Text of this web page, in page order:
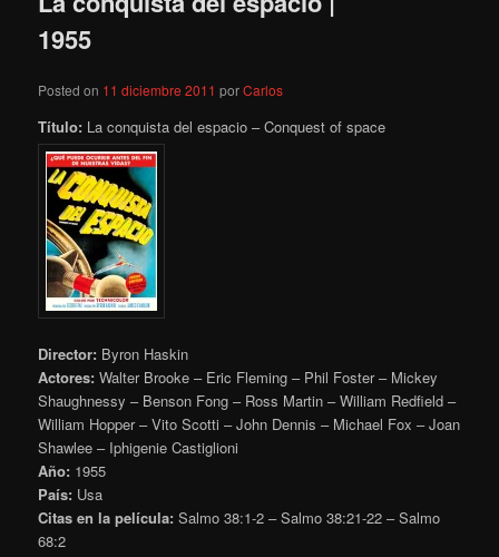
1955
Posted on 11 diciembre 2011 porCarlos
Título: La conquista del espacio – Conquest of space
Director: Byron Haskin
Actores: Walter Brooke – Eric Fleming – Phil Foster – Mickey
Shaughnessy – Benson Fong – Ross Martin – William Redfield –
William Hopper – Vito Scotti – John Dennis – Michael Fox – Joan
Shawlee – Iphigenie Castiglioni
Año: 1955
País: Usa
Citas en la película: Salmo 38:1-2 – Salmo 38:21-22 – Salmo
68:2